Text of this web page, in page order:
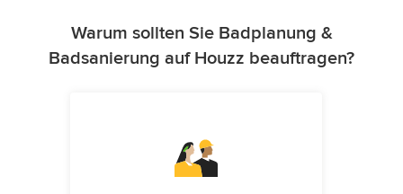
Warum sollten Sie Badplanung &
Badsanierung auf Houzz beauftragen?